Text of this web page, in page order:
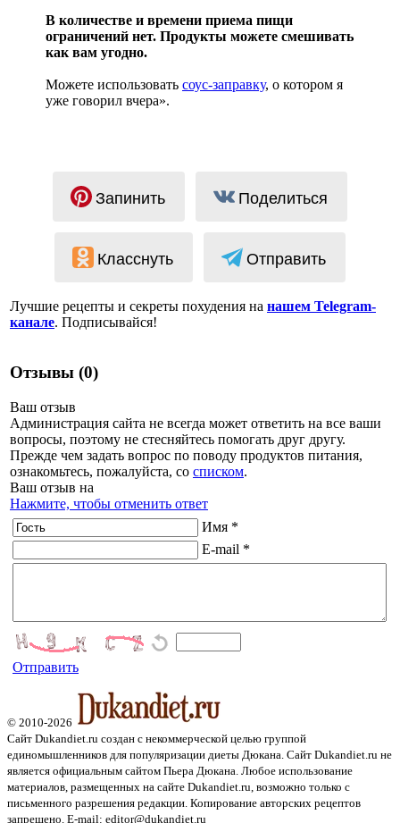
В количестве и времени приема пищи
ограничений нет. Продукты можете смешивать
как вам угодно.
Можете использовать соус-заправку, о котором я
уже говорил вчера».
Запинить Поделиться
Класснуть Отправить
Лучшие рецепты и секреты похудения на нашем Telegram-
канале. Подписывайся!
Отзывы (0)
Ваш отзыв
Администрация сайта не всегда может ответить на все ваши
вопросы, поэтому не стесняйтесь помогать друг другу.
Прежде чем задать вопрос по поводу продуктов питания,
ознакомьтесь, пожалуйста, со списком.
Ваш отзыв на
Нажмите, чтобы отменить ответ
Имя *
E-mail *
Отправить
© 2010-2026
Сайт Dukandiet.ru создан с некоммерческой целью группой
единомышленников для популяризации диеты Дюкана. Сайт Dukandiet.ru не
является официальным сайтом Пьера Дюкана. Любое использование
материалов, размещенных на сайте Dukandiet.ru, возможно только с
письменного разрешения редакции. Копирование авторских рецептов
запрещено. E-mail: editor@dukandiet.ru